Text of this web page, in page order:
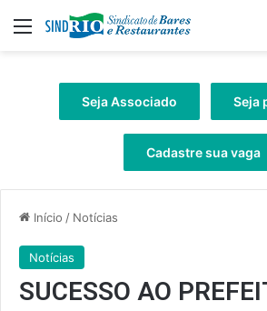
Menu
Seja Associado Seja
Cadastre sua vaga
Início / Notícias
Notícias
SUCESSO AO